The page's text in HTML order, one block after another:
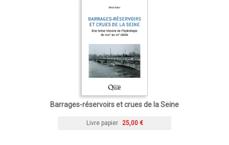
Barrages-réservoirs et crues de la Seine
Livre papier 25,00 €